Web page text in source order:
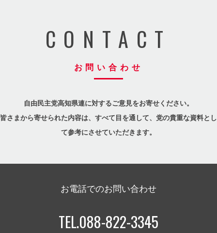
CONTACT
お問い合わせ
自由民主党高知県連に対するご意見をお寄せください。
皆さまから寄せられた内容は、すべて目を通して、党の貴重な資料とし
て参考にさせていただきます。
お電話でのお問い合わせ
TEL.088-822-3345